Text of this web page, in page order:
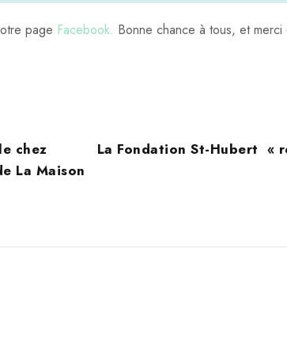
page Facebook. Bonne chance à tous, et
chez
La Maison
La Fondation St-Hubert «